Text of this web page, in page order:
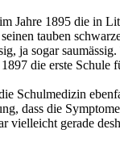
1895 die in
tauben
ja sogar
die erste
Schulmedizin
dass die
gerade